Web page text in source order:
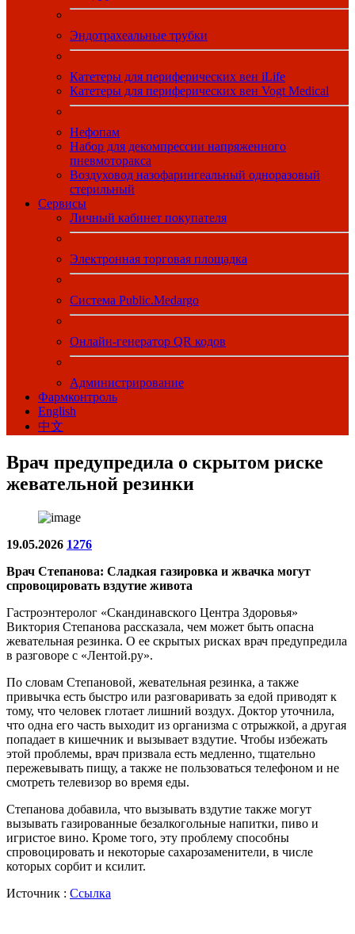
Эндотрахеальные трубки
Катетеры для периферических вен iLife
Катетеры для периферических вен Vogt Medical
Нефопам
Набор для декомпрессии напряженного
пневмоторакса
Воздуховод назофарингеальный одноразовый
стерильный
Сервисы
Личный кабинет покупателя
Электронная торговая площадка
Система Public.Medargo
Онлайн-генератор QR кодов
Администрирование
Фармконтроль
English
中文
Врач предупредила о скрытом риске
жевательной резинки
19.05.2026 1276
Врач Степанова: Сладкая газировка и жвачка могут
спровоцировать вздутие живота
Гастроэнтеролог «Скандинавского Центра Здоровья»
Виктория Степанова рассказала, чем может быть опасна
жевательная резинка. О ее скрытых рисках врач предупредила
в разговоре с «Лентой.ру».
По словам Степановой, жевательная резинка, а также
привычка есть быстро или разговаривать за едой приводят к
тому, что человек глотает лишний воздух. Доктор уточнила,
что одна его часть выходит из организма с отрыжкой, а другая
попадает в кишечник и вызывает вздутие. Чтобы избежать
этой проблемы, врач призвала есть медленно, тщательно
пережевывать пищу, а также не пользоваться телефоном и не
смотреть телевизор во время еды.
Степанова добавила, что вызывать вздутие также могут
вызывать газированные безалкогольные напитки, пиво и
игристое вино. Кроме того, эту проблему способны
спровоцировать и некоторые сахарозаменители, в числе
которых сорбит и ксилит.
Источник : Ссылка